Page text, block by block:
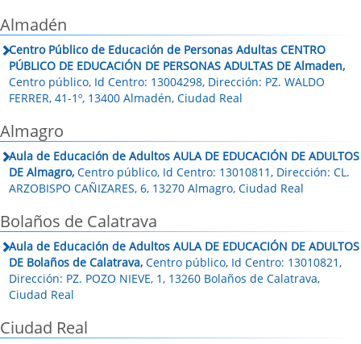
Almadén
Centro Público de Educación de Personas Adultas CENTRO
PÚBLICO DE EDUCACIÓN DE PERSONAS ADULTAS DE Almaden,
Centro público, Id Centro: 13004298, Dirección: PZ. WALDO
FERRER, 41-1º, 13400 Almadén, Ciudad Real
Almagro
Aula de Educación de Adultos AULA DE EDUCACIÓN DE ADULTOS
DE Almagro, Centro público, Id Centro: 13010811, Dirección: CL.
ARZOBISPO CAÑIZARES, 6, 13270 Almagro, Ciudad Real
Bolaños de Calatrava
Aula de Educación de Adultos AULA DE EDUCACIÓN DE ADULTOS
DE Bolaños de Calatrava, Centro público, Id Centro: 13010821,
Dirección: PZ. POZO NIEVE, 1, 13260 Bolaños de Calatrava,
Ciudad Real
Ciudad Real